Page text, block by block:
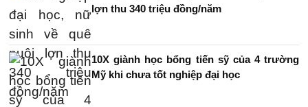
lợn thu 340 triệu đồng/năm
10X giành học bổng tiến sỹ của 4 trường
Mỹ khi chưa tốt nghiệp đại học